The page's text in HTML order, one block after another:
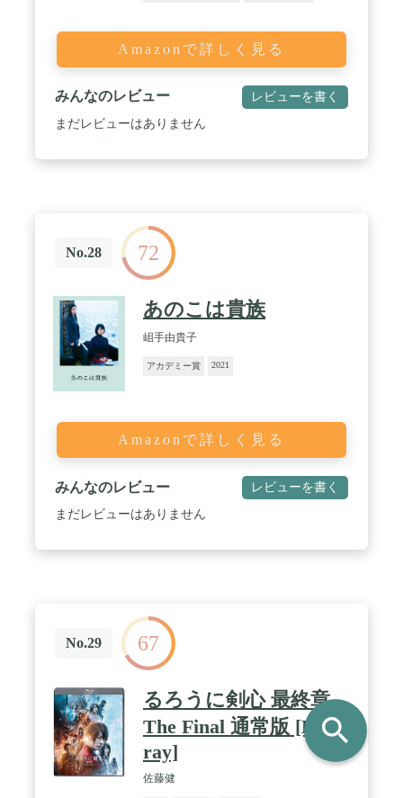
Amazonで詳しく見る
みんなのレビュー レビューを書く
まだレビューはありません
No.28 72
あのこは貴族
岨手由貴子
アカデミー賞 2021
Amazonで詳しく見る
みんなのレビュー レビューを書く
まだレビューはありません
No.29 67
るろうに剣心 最終章
The Final 通常版 [Blu-
ray]
佐藤健
search